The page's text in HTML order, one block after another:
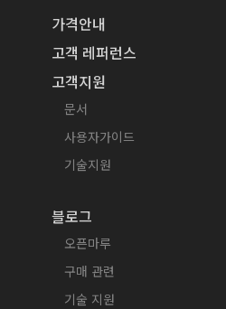
가격안내
고객 레퍼런스
고객지원
문서
사용자가이드
기술지원
블로그
오픈마루
구매 관련
기술 지원